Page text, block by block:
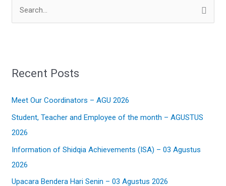
c
f
o
r
:
Recent Posts
Meet Our Coordinators – AGU 2026
Student, Teacher and Employee of the month – AGUSTUS
2026
Information of Shidqia Achievements (ISA) – 03 Agustus
2026
Upacara Bendera Hari Senin – 03 Agustus 2026